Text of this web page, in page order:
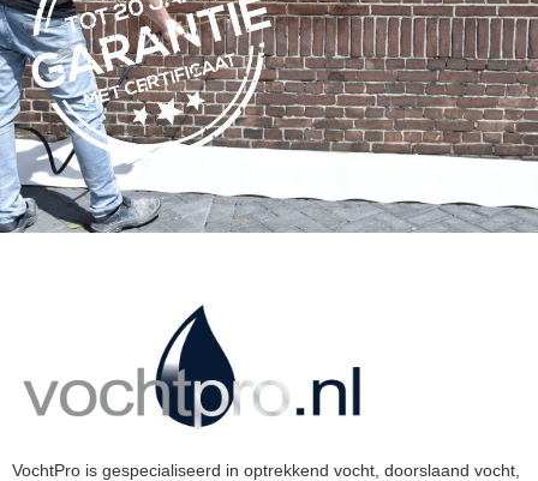
VochtPro is gespecialiseerd in optrekkend vocht, doorslaand vocht,